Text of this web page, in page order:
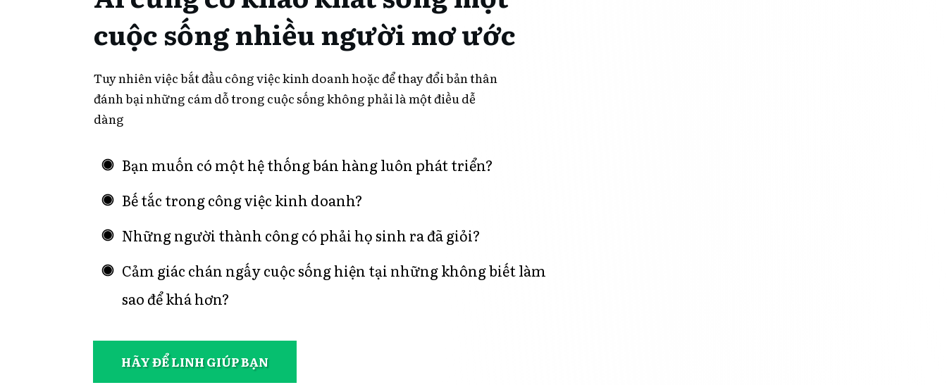
cuộc sống nhiều người mơ ước
Tuy nhiên việc bắt đầu công việc kinh doanh hoặc để thay đổi bản thân
đánh bại những cám dỗ trong cuộc sống không phải là một điều dễ
dàng
Bạn muốn có một hệ thống bán hàng luôn phát triển?
Bế tắc trong công việc kinh doanh?
Những người thành công có phải họ sinh ra đã giỏi?
Cảm giác chán ngấy cuộc sống hiện tại những không biết làm
sao để khá hơn?
HÃY ĐỂ LINH GIÚP BẠN